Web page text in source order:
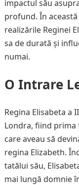
impactul său
profund. În
realizările Reginei
sa de durată și
numai.
O Intrare
Regina Elisabeta a
Londra, fiind prima
care aveau să
regina Elizabeth.
tatălui său,
mai lungă domnie